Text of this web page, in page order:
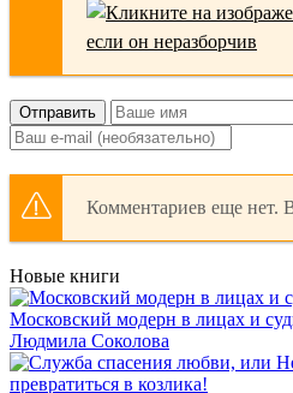
Отправить
Комментариев еще нет.
Новые книги
Московский модерн в лицах и
Людмила Соколова